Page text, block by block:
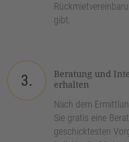
gibt.
3.
Beratung und
erhalten
Nach dem
Sie gratis eine
geschicktesten